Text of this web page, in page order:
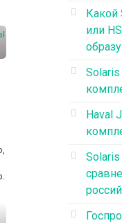
Какой
или
Solaris
Haval
Solaris